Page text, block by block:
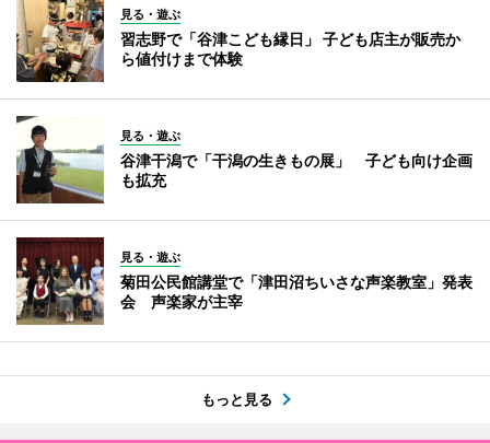
見る・遊ぶ
習志野で「谷津こども縁日」 子ども店主が販売か
ら値付けまで体験
見る・遊ぶ
谷津干潟で「干潟の生きもの展」 子ども向け企画
も拡充
見る・遊ぶ
菊田公民館講堂で「津田沼ちいさな声楽教室」発表
会 声楽家が主宰
もっと見る